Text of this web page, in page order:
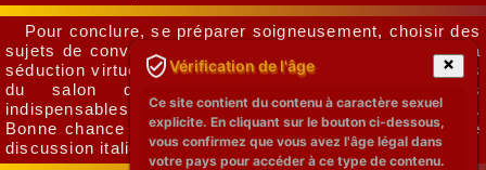
Pour conclure, se préparer soigneusement, choisir des
sujets de conversation intéressants, maîtriser l'art de la
séduction virtuelle et utiliser au mieux les fonctionnalités
du salon de discussion sont des éléments
indispensables pour laisser une impression inoubliable.
Bonne chance et amusez-vous bien dans les salons de
discussion italiens pour adultes!
Vérification de l'âge
Ce site contient du contenu à caractère sexuel
explicite. En cliquant sur le bouton ci-dessous,
vous confirmez que vous avez l'âge légal dans
votre pays pour accéder à ce type de contenu.